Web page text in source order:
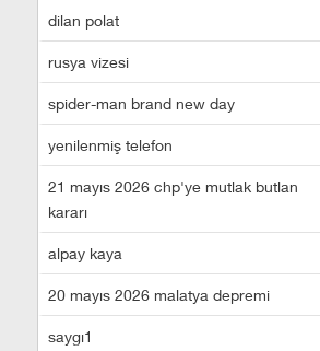
dilan polat
rusya vizesi
spider-man brand new day
yenilenmiş telefon
21 mayıs 2026 chp'ye mutlak butlan
kararı
alpay kaya
20 mayıs 2026 malatya depremi
saygı1